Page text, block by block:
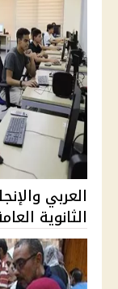
العربي
الثانوية العامة 2026